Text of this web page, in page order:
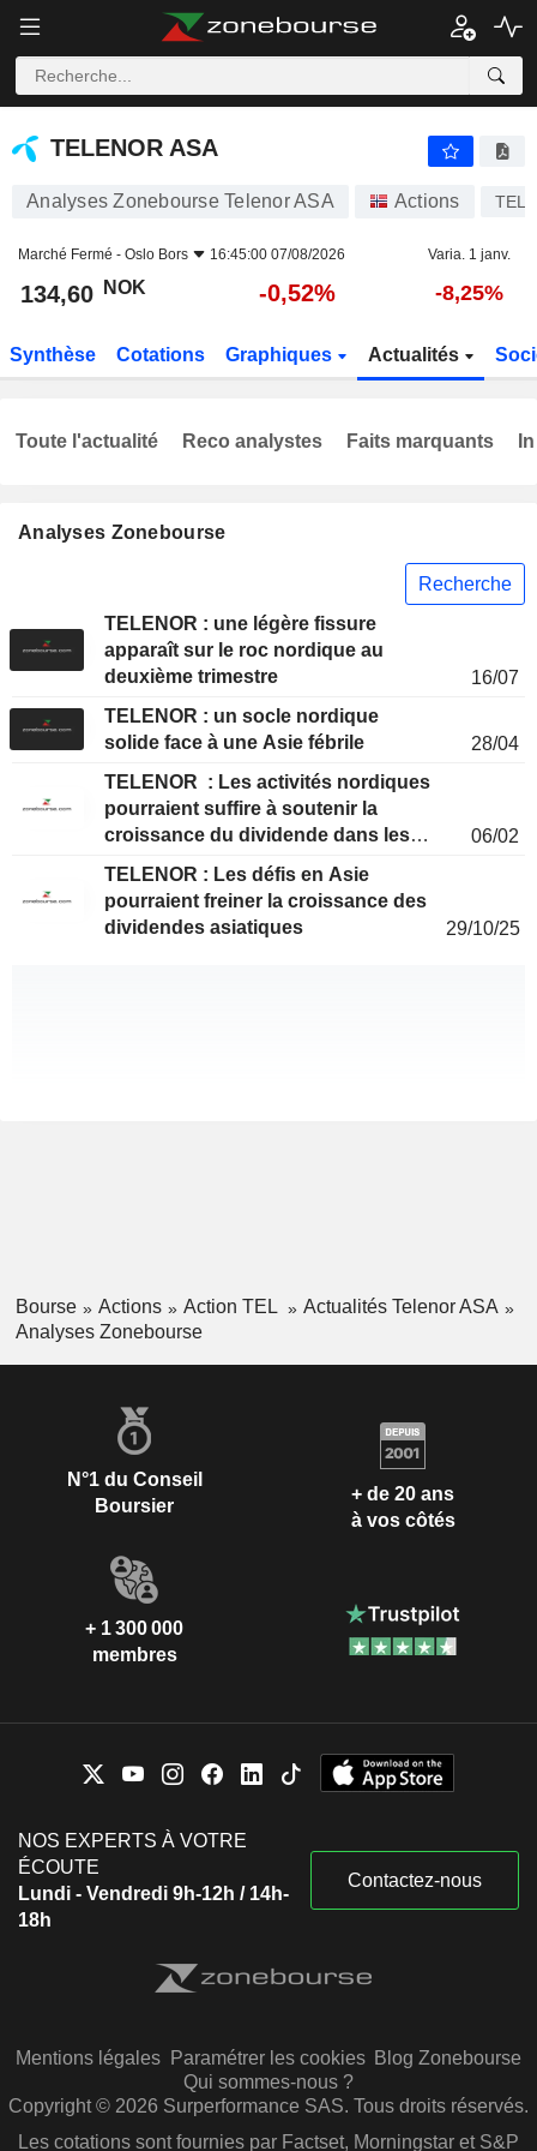
TELENOR ASA
TELENOR ASA
Analyses Zonebourse Telenor ASA Actions TEL
Marché Fermé - Oslo Bors 16:45:00 07/08/2026 Varia. 1 janv.
134,60 NOK -0,52% -8,25%
Synthèse Cotations Graphiques Actualités
Analyses Zonebourse
Recherche
TELENOR : une légère fissure
apparaît sur le roc nordique au
deuxième trimestre
16/07
TELENOR : un socle nordique
solide face à une Asie fébrile
28/04
TELENOR : Les activités nordiques
pourraient suffire à soutenir la
croissance du dividende dans les
06/02
TELENOR : Les défis en Asie
pourraient freiner la croissance des
dividendes asiatiques
29/10/25
Toute l'actualité Reco analystes Faits marquants
Bourse Actions Action TEL
Actualités Telenor ASA
Analyses Zonebourse
N°1 du Conseil
Boursier
+ de 20 ans
à vos côtés
+ 1 300 000
membres
NOS EXPERTS À VOTRE
ÉCOUTE
Lundi - Vendredi 9h-12h / 14h-
18h
Contactez-nous
Mentions légales Paramétrer les cookies Blog Zonebourse
Qui sommes-nous ?
Copyright © 2026 Surperformance SAS. Tous droits réservés.
Les cotations sont fournies par Factset, Morningstar et S&P